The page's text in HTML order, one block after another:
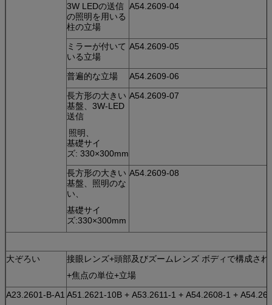
3W LEDの送信
の照明を用いる
柱の立場
A54.2609-04
ミラーが付いて
いる立場
A54.2609-05
普遍的な立場
A54.2609-06
長方形の大きい
基盤、3W-LED
送信
照明、
基礎サイ
ズ: 330×300mm
A54.2609-07
長方形の大きい
基盤、照明のな
い、
基礎サイ
ズ:330×300mm
A54.2609-08
大ぞろい
接眼レンズ+頭部及びズームレンズ ボディで構成さ
+焦点の単位+立場
A23.2601-B-A1 A51.2621-10B + A53.2611-1 + A54.2608-1 +